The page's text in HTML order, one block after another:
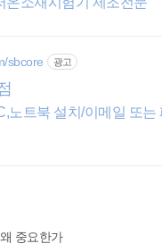
sbcore 광고
노트북 설치/이메일 또는
중요한가